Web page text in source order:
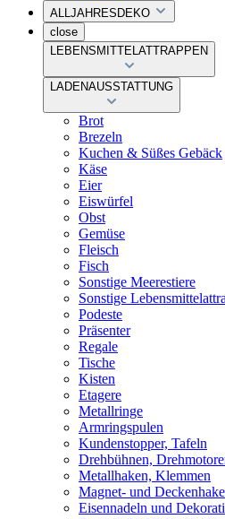
ALLJAHRESDEKO
close
LEBENSMITTELATTRAPPEN
LADENAUSSTATTUNG
Brot
Brezeln
Kuchen & Süßes Gebäck
Käse
Eier
Eiswürfel
Obst
Gemüse
Fleisch
Fisch
Sonstige Meerestiere
Sonstige
Podeste
Präsenter
Regale
Tische
Kisten
Etagere
Metallringe
Armringspulen
Kundenstopper, Tafeln
Drehbühnen,
Metallhaken, Klemmen
Magnet- und
Eisennadeln und